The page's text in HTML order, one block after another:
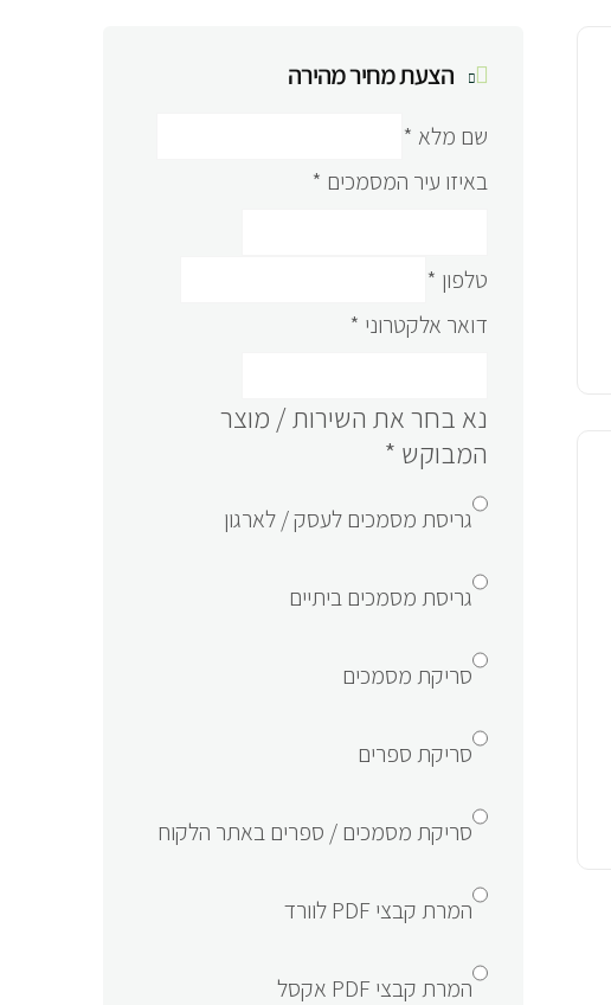
הצעת מחיר מהירה
שם מלא *
באיזו עיר המסמכים *
טלפון *
דואר אלקטרוני *
נא בחר את השירות / מוצר
המבוקש *
גריסת מסמכים לעסק / לארגון
גריסת מסמכים ביתיים
סריקת מסמכים
סריקת ספרים
סריקת מסמכים / ספרים באתר הלקוח
המרת קבצי PDF לוורד
המרת קבצי PDF אקסל